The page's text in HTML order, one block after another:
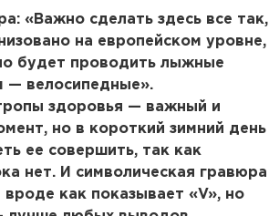
«Важно сделать здесь все так,
на европейском уровне,
будет проводить лыжные
— велосипедные».
здоровья — важный и
но в короткий зимний день
ее совершить, так как
нет. И символическая гравюра
вроде как показывает «V», но